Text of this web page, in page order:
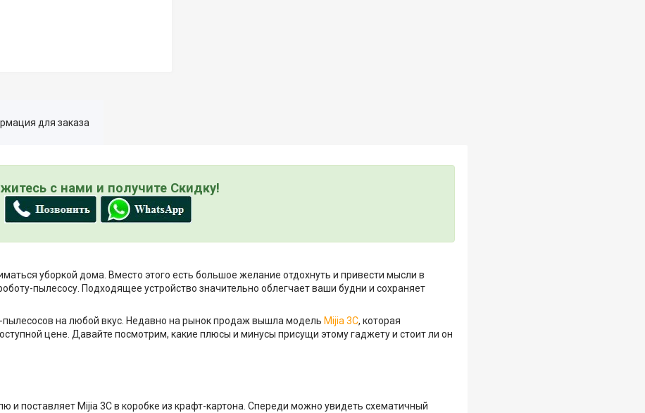
для заказа
с нами и получите Скидку!
уборкой дома. Вместо этого есть большое желание отдохнуть и привести мысли в
пылесосу. Подходящее устройство значительно облегчает ваши будни и сохраняет
на любой вкус. Недавно на рынок продаж вышла модель Mijia 3C, которая
цене. Давайте посмотрим, какие плюсы и минусы присущи этому гаджету и стоит ли он
и поставляет Mijia 3C в коробке из крафт-картона. Спереди можно увидеть схематичный